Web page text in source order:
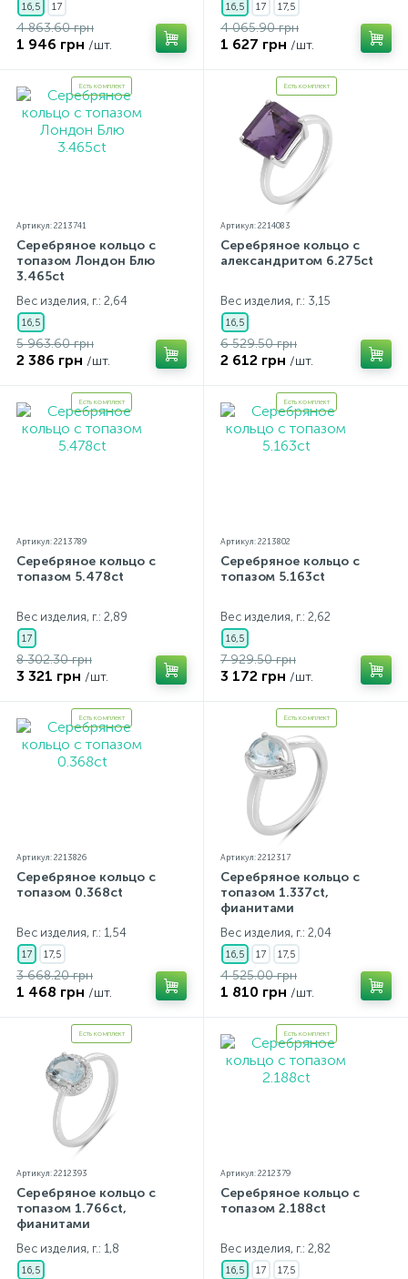
16,5 17
4 863.60 грн
1 946 грн /шт.
16,5 17 17,5
4 065.90 грн
1 627 грн /шт.
Есть комплект
Артикул: 2213741
Серебряное кольцо с
топазом Лондон Блю
3.465ct
Вес изделия, г.: 2,64
16,5
5 963.60 грн
2 386 грн /шт.
Есть комплект
Артикул: 2214083
Серебряное кольцо с
александритом 6.275ct
Вес изделия, г.: 3,15
16,5
6 529.50 грн
2 612 грн /шт.
Есть комплект
Артикул: 2213789
Серебряное кольцо с
топазом 5.478ct
Вес изделия, г.: 2,89
17
8 302.30 грн
3 321 грн /шт.
Есть комплект
Артикул: 2213802
Серебряное кольцо с
топазом 5.163ct
Вес изделия, г.: 2,62
16,5
7 929.50 грн
3 172 грн /шт.
Есть комплект
Артикул: 2213826
Серебряное кольцо с
топазом 0.368ct
Вес изделия, г.: 1,54
17 17,5
3 668.20 грн
1 468 грн /шт.
Есть комплект
Артикул: 2212317
Серебряное кольцо с
топазом 1.337ct,
фианитами
Вес изделия, г.: 2,04
16,5 17 17,5
4 525.00 грн
1 810 грн /шт.
Есть комплект
Артикул: 2212393
Серебряное кольцо с
топазом 1.766ct,
фианитами
Вес изделия, г.: 1,8
16,5
Есть комплект
Артикул: 2212379
Серебряное кольцо с
топазом 2.188ct
Вес изделия, г.: 2,82
16,5 17 17,5